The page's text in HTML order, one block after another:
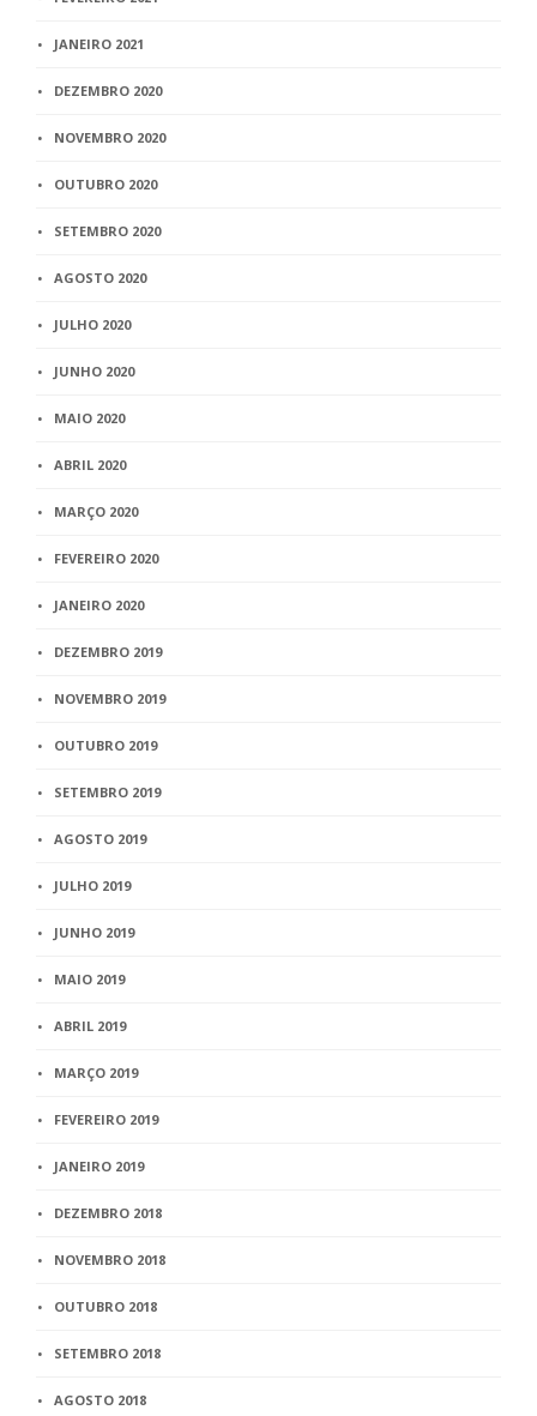
JANEIRO 2021
DEZEMBRO 2020
NOVEMBRO 2020
OUTUBRO 2020
SETEMBRO 2020
AGOSTO 2020
JULHO 2020
JUNHO 2020
MAIO 2020
ABRIL 2020
MARÇO 2020
FEVEREIRO 2020
JANEIRO 2020
DEZEMBRO 2019
NOVEMBRO 2019
OUTUBRO 2019
SETEMBRO 2019
AGOSTO 2019
JULHO 2019
JUNHO 2019
MAIO 2019
ABRIL 2019
MARÇO 2019
FEVEREIRO 2019
JANEIRO 2019
DEZEMBRO 2018
NOVEMBRO 2018
OUTUBRO 2018
SETEMBRO 2018
AGOSTO 2018